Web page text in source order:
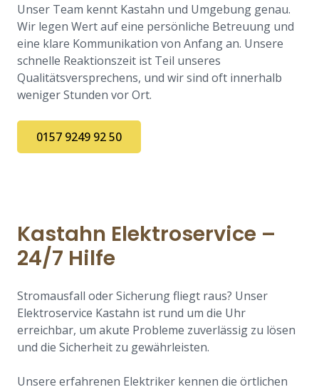
Unser Team kennt Kastahn und Umgebung genau.
Wir legen Wert auf eine persönliche Betreuung und
eine klare Kommunikation von Anfang an. Unsere
schnelle Reaktionszeit ist Teil unseres
Qualitätsversprechens, und wir sind oft innerhalb
weniger Stunden vor Ort.
0157 9249 92 50
Kastahn Elektroservice –
24/7 Hilfe
Stromausfall oder Sicherung fliegt raus? Unser
Elektroservice Kastahn ist rund um die Uhr
erreichbar, um akute Probleme zuverlässig zu lösen
und die Sicherheit zu gewährleisten.
Unsere erfahrenen Elektriker kennen die örtlichen